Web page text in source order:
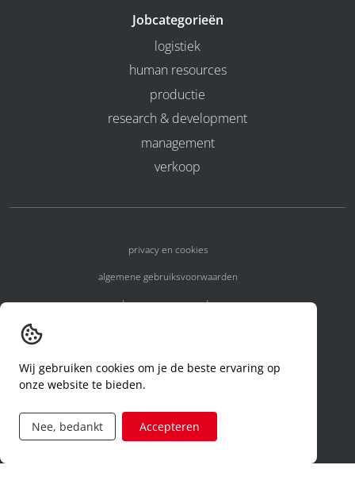
Jobcategorieën
logistiek
human resources
productie
research & development
management
verkoop
privacy en cookies
algemene gebruiksvoorwaarden
algemene voorwaarden
code of conduct
aanvraag rechten ivm privacy
Wij gebruiken cookies om je de beste ervaring op
onze website te bieden.
Nee, bedankt Accepteren